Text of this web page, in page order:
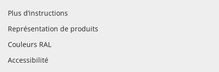
Plus d’instructions
Représentation de produits
Couleurs RAL
Accessibilité